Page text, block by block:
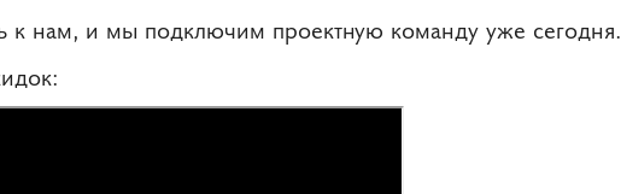
к нам, и мы подключим проектную команду уже сегодня.